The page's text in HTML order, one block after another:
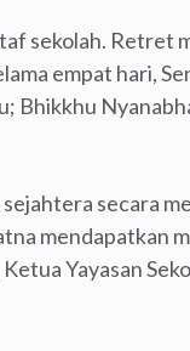
sekolah. Retret
empat hari,
Bhikkhu
secara
mendapatkan
Yayasan